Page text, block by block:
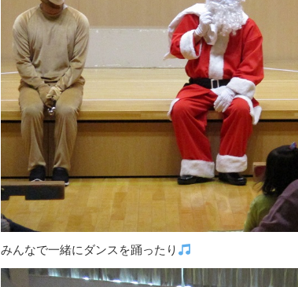
みんなで一緒にダンスを踊ったり